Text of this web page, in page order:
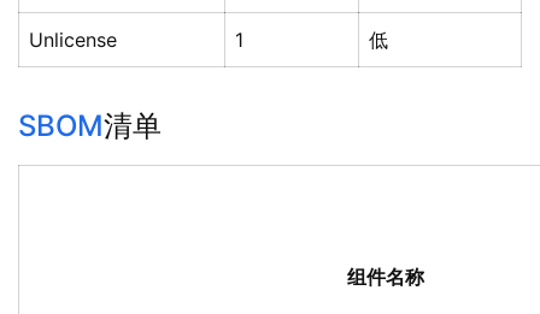
Unlicense 1 低
SBOM清单
组件名称